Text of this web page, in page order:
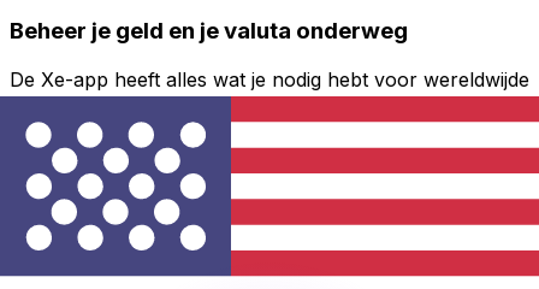
Beheer je geld en je valuta onderweg
De Xe-app heeft alles wat je nodig hebt voor wereldwijde
geldtransfers en valutabeheer. Wissel valuta's om, stel
koerswaarschuwingen in en maak geld over naar het
buitenland zonder verborgen kosten. Download
vandaag nog!